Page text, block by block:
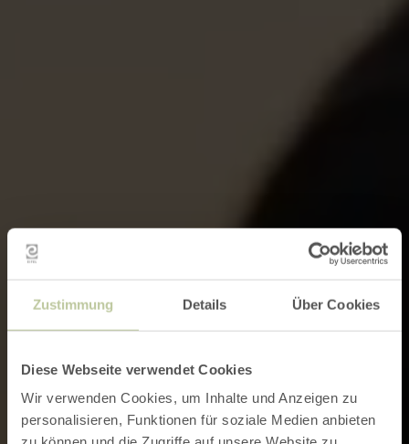
Zustimmung Details Über Cookies
Diese Webseite verwendet Cookies
Wir verwenden Cookies, um Inhalte und Anzeigen zu
personalisieren, Funktionen für soziale Medien anbieten